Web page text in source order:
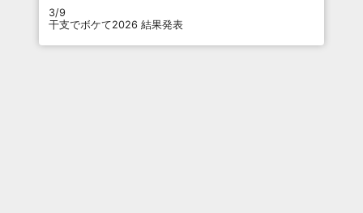
3/9
干支でボケて2026 結果発表